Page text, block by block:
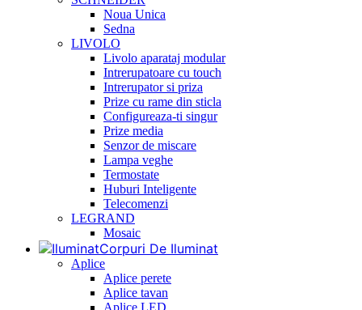
Noua Unica
Sedna
LIVOLO
Livolo aparataj modular
Intrerupatoare cu touch
Intrerupator si priza
Prize cu rame din sticla
Configureaza-ti singur
Prize media
Senzor de miscare
Lampa veghe
Termostate
Huburi Inteligente
Telecomenzi
LEGRAND
Mosaic
Corpuri De Iluminat
Aplice
Aplice perete
Aplice tavan